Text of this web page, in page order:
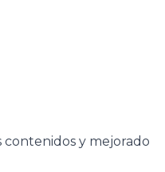
contenidos y mejorado